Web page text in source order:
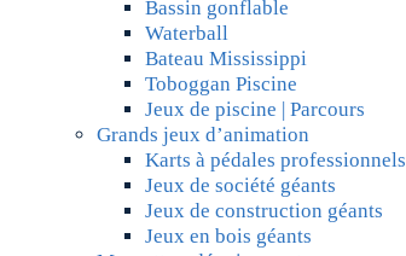
Bassin gonflable
Waterball
Bateau Mississippi
Toboggan Piscine
Jeux de piscine | Parcours
Grands jeux d’animation
Karts à pédales professionnels
Jeux de société géants
Jeux de construction géants
Jeux en bois géants